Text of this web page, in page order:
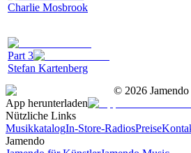
Charlie Mosbrook
Part 3
Stefan Kartenberg
© 2026
App herunterladen
Nützliche Links
MusikkatalogIn-Store-RadiosPreise
Jamendo